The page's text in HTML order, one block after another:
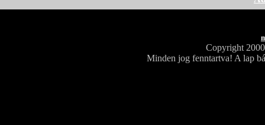
Copyright
Minden jog fenntartva! A lap